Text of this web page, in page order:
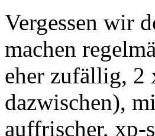
Vergessen wir
machen
eher zufällig, 2
dazwischen),
auffrischer, xp-